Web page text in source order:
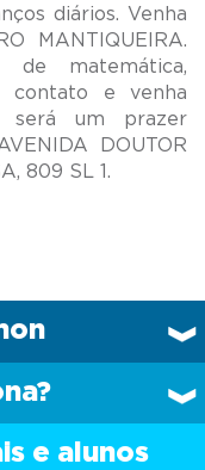
diários. Venha
MANTIQUEIRA.
de matemática,
contato e venha
será um prazer
DOUTOR
e alunos